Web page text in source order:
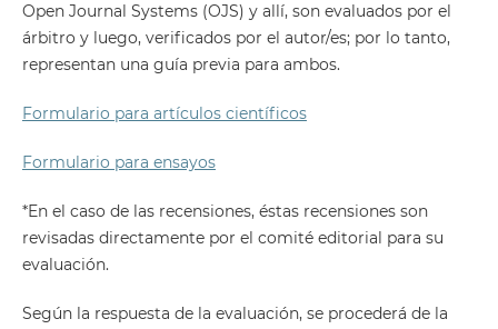
Open Journal Systems (OJS) y allí, son evaluados por el
árbitro y luego, verificados por el autor/es; por lo tanto,
representan una guía previa para ambos.
Formulario para artículos científicos
Formulario para ensayos
*En el caso de las recensiones, éstas recensiones son
revisadas directamente por el comité editorial para su
evaluación.
Según la respuesta de la evaluación, se procederá de la